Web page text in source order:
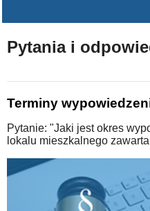
Pytania i
Terminy
Pytanie: "Jaki jest okres
lokalu mieszkalnego